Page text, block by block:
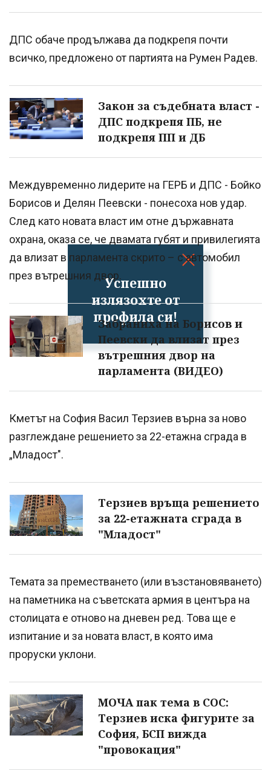
Успешно
излязохте от
профила си!
ДПС обаче продължава да подкрепя почти
всичко, предложено от партията на Румен Радев.
Закон за съдебната власт -
ДПС подкрепя ПБ, не
подкрепя ПП и ДБ
Междувременно лидерите на ГЕРБ и ДПС - Бойко
Борисов и Делян Пеевски - понесоха нов удар.
След като новата власт им отне държавната
охрана, оказа се, че двамата губят и привилегията
да влизат в парламента скрито – с автомобил
през вътрешния двор.
Забраниха на Борисов и
Пеевски да влизат през
вътрешния двор на
парламента (ВИДЕО)
Кметът на София Васил Терзиев върна за ново
разглеждане решението за 22-етажна сграда в
„Младост".
Терзиев връща решението
за 22-етажната сграда в
"Младост"
Темата за преместването (или възстановяването)
на паметника на съветската армия в центъра на
столицата е отново на дневен ред. Това ще е
изпитание и за новата власт, в която има
проруски уклони.
МОЧА пак тема в СОС:
Терзиев иска фигурите за
София, БСП вижда
"провокация"